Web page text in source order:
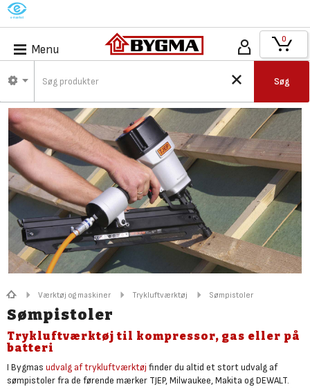
M
Menu
Søg
0
Værktøj og maskiner Trykluftværktøj Sømpistoler
Sømpistoler
Trykluftværktøj til kompressor, gas eller på
batteri
I Bygmas udvalg af trykluftværktøj finder du altid et stort udvalg af
sømpistoler fra de førende mærker TJEP, Milwaukee, Makita og DEWALT.